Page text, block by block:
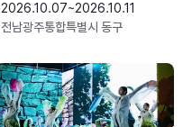
2026.10.07~2026.10.11
전남광주통합특별시 동구